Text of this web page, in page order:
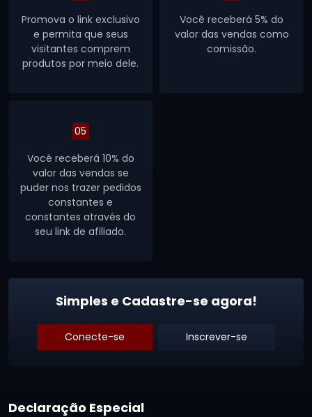
Promova o link exclusivo
e permita que seus
visitantes comprem
produtos por meio dele.
Você receberá 5% do
valor das vendas como
comissão.
05
Você receberá 10% do
valor das vendas se
puder nos trazer pedidos
constantes e
constantes através do
seu link de afiliado.
Simples e Cadastre-se agora!
Conecte-se Inscrever-se
Declaração Especial